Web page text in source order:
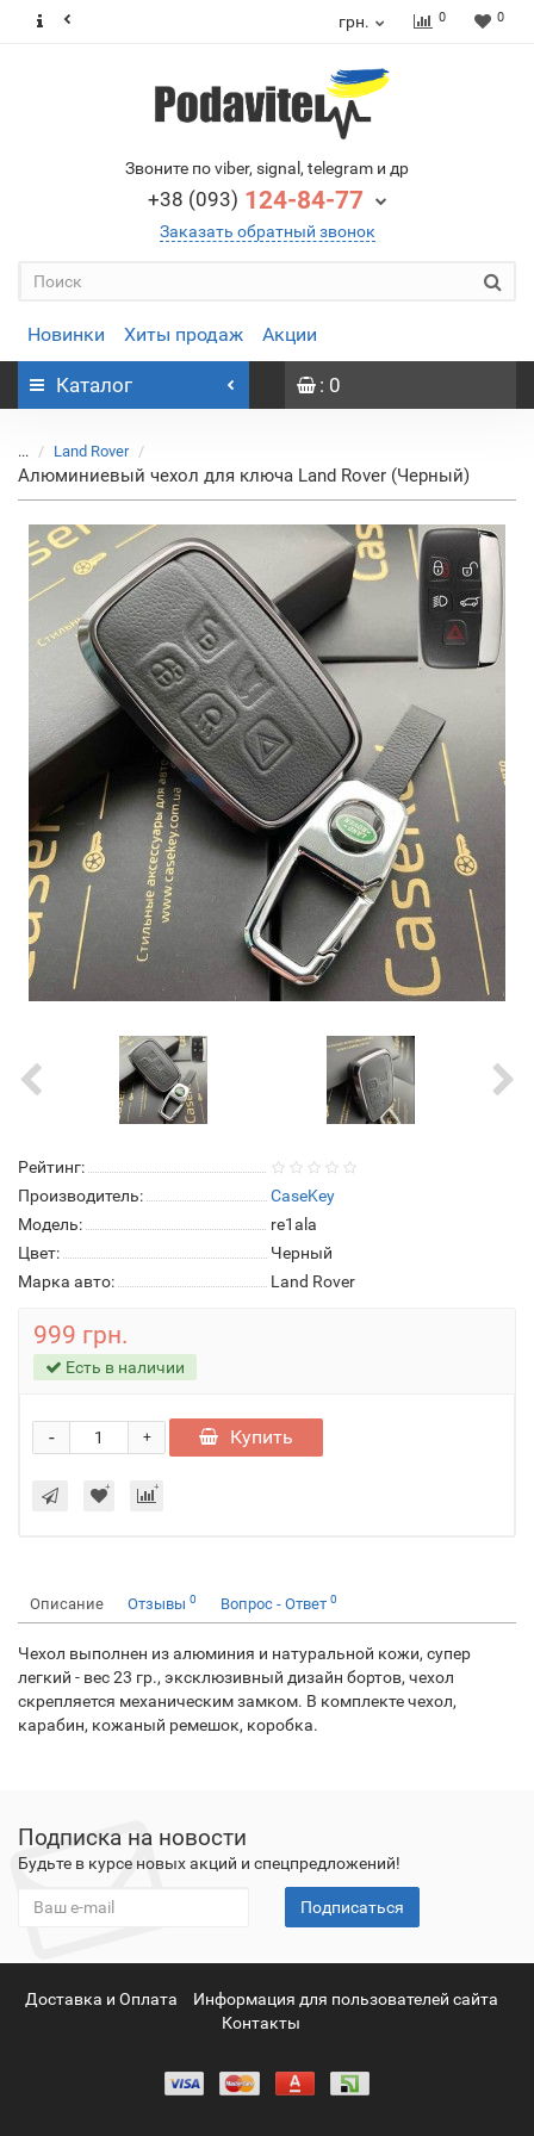
грн. 0 0
Звоните по viber, signal, telegram и др
+38 (093) 124-84-77
Заказать обратный звонок
Новинки Хиты продаж Акции
Каталог : 0
... Land Rover
Алюминиевый чехол для ключа Land Rover (Черный)
Рейтинг:
Производитель:
CaseKey
Модель:
re1ala
Цвет:
Черный
Марка авто:
Land Rover
999 грн.
Есть в наличии
+
- Купить
Описание Отзывы 0 Вопрос - Ответ 0
Чехол выполнен из алюминия и натуральной кожи, супер
легкий - вес 23 гр., эксклюзивный дизайн бортов, чехол
скрепляется механическим замком. В комплекте чехол,
карабин, кожаный ремешок, коробка.
Подписка на новости
Будьте в курсе новых акций и спецпредложений!
Подписаться
Доставка и Оплата
Информация для пользователей сайта
Контакты